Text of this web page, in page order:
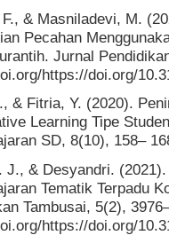
& Masniladevi, M.
Pecahan
Jurnal
https://doi.org/
& Fitria, Y. (2020).
Learning Tipe
SD, 8(10), 158–
J., & Desyandri.
Tematik Terpadu
Tambusai, 5(2),
https://doi.org/